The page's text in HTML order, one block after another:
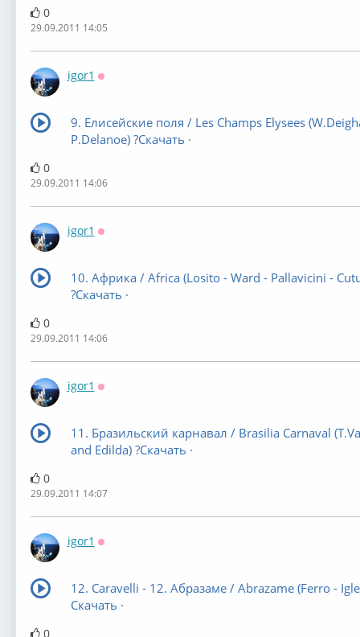
0
29.09.2011 14:05
igor1
9. Елисейские поля / Les Champs Elysees
P.Delanoe) ?Скачать ·
0
29.09.2011 14:06
igor1
10. Африка / Africa (Losito - Ward - Pallavicini -
?Скачать ·
0
29.09.2011 14:06
igor1
11. Бразильский карнавал / Brasilia Carnaval
and Edilda) ?Скачать ·
0
29.09.2011 14:07
igor1
12. Caravelli - 12. Абразаме / Abrazame (Ferro -
Скачать ·
0